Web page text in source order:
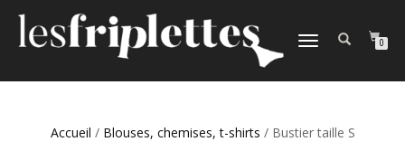
DÉPLIER
0
Accueil / Blouses, chemises, t-shirts / Bustier taille S